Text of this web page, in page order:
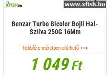
Benzar Turbo Bicolor Bojli Hal-
Szilva 250G 16Mm
Többféle méretben elérhető >>>
1 049Ft